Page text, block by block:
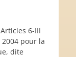
6-III
pour la
dite